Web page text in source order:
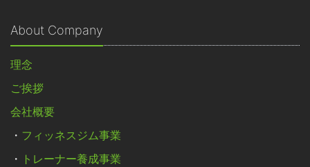
About Company
理念
ご挨拶
会社概要
・ フィッネスジム事業
・ トレーナー養成事業